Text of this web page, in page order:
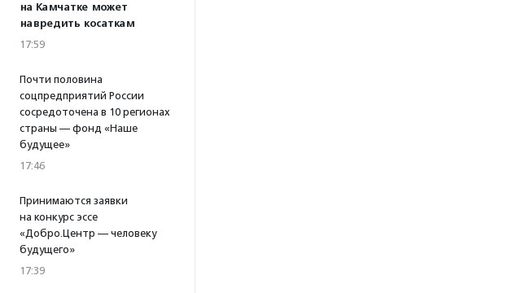
на Камчатке может
навредить косаткам
17:59
Почти половина
соцпредприятий России
сосредоточена в 10 регионах
страны — фонд «Наше
будущее»
17:46
Принимаются заявки
на конкурс эссе
«Добро.Центр — человеку
будущего»
17:39